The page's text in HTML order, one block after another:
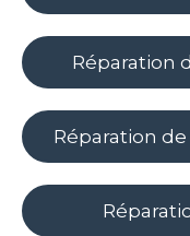
Réparation
Réparation